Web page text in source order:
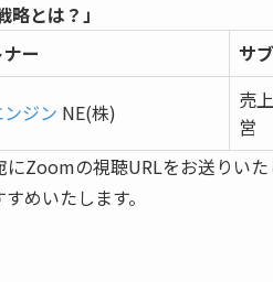
とは？」
ー サ
ジン NE(株)
売
営
Zoomの視聴URLをお送りいた
めいたします。